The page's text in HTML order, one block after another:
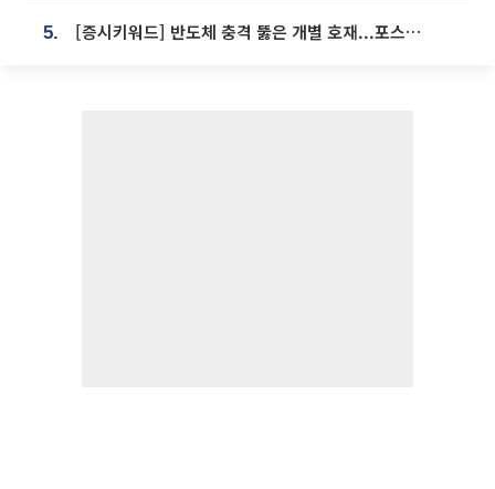
5. [증시키워드] 반도체 충격 뚫은 개별 호재...포스코퓨처엠·에코프로·한화솔루션 '눈길'